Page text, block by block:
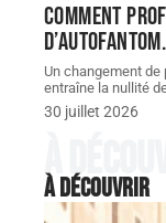
Comment
Un changement
entraîne la nullité
30 juillet 2026
À
À découvrir